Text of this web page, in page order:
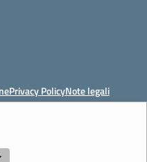
Privacy PolicyNote legali
accessibilitàPreferenze cookie